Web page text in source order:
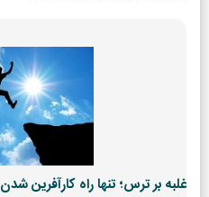
غلبه بر ترس؛ تنها راه کارآفرین شدن